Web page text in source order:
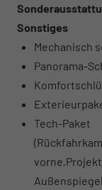
Sonstiges
Mechanisch
Panorama-
Tech-Paket